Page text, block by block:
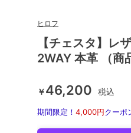
ヒロフ
【チェスタ】レ
2WAY 本革 （商
￥46,200 税込
期間限定！ 4,000円クーポ